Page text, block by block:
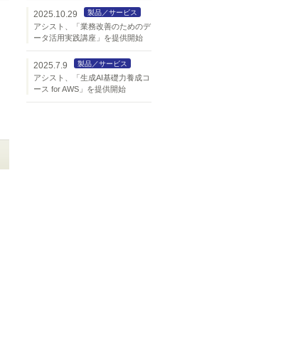
2025.10.29 製品／サービス
アシスト、「業務改善のためのデ
ータ活用実践講座」を提供開始
2025.7.9 製品／サービス
アシスト、「生成AI基礎力養成コ
ース for AWS」を提供開始